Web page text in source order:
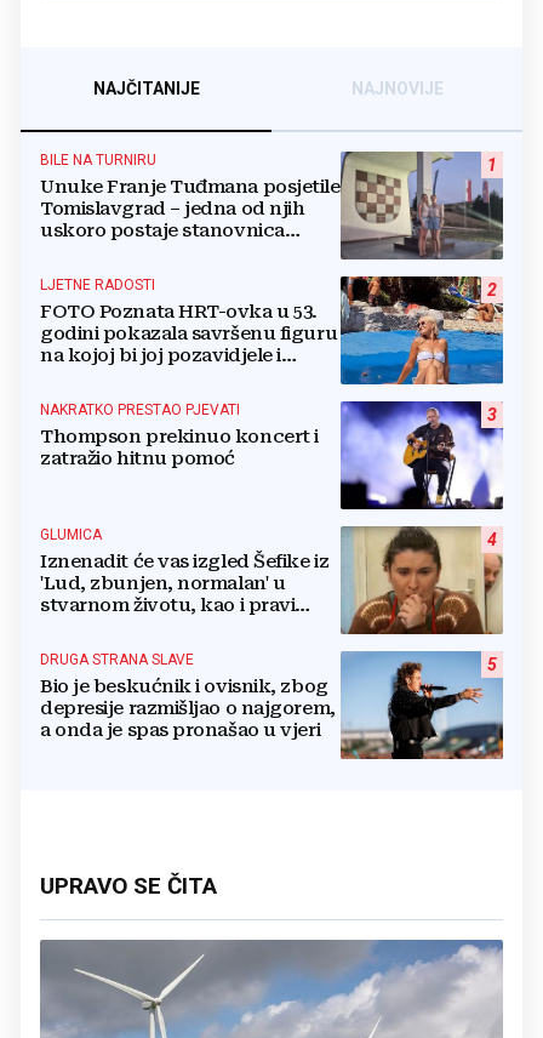
NAJČITANIJE NAJNOVIJE
1
BILE NA TURNIRU
Unuke Franje Tuđmana posjetile
Tomislavgrad – jedna od njih
uskoro postaje stanovnica
2
LJETNE RADOSTI
FOTO Poznata HRT-ovka u 53.
godini pokazala savršenu figuru
na kojoj bi joj pozavidjele i
3
NAKRATKO PRESTAO PJEVATI
Thompson prekinuo koncert i
zatražio hitnu pomoć
4
GLUMICA
Iznenadit će vas izgled Šefike iz
'Lud, zbunjen, normalan' u
stvarnom životu, kao i pravi
5
DRUGA STRANA SLAVE
Bio je beskućnik i ovisnik, zbog
depresije razmišljao o najgorem,
a onda je spas pronašao u vjeri
UPRAVO SE ČITA